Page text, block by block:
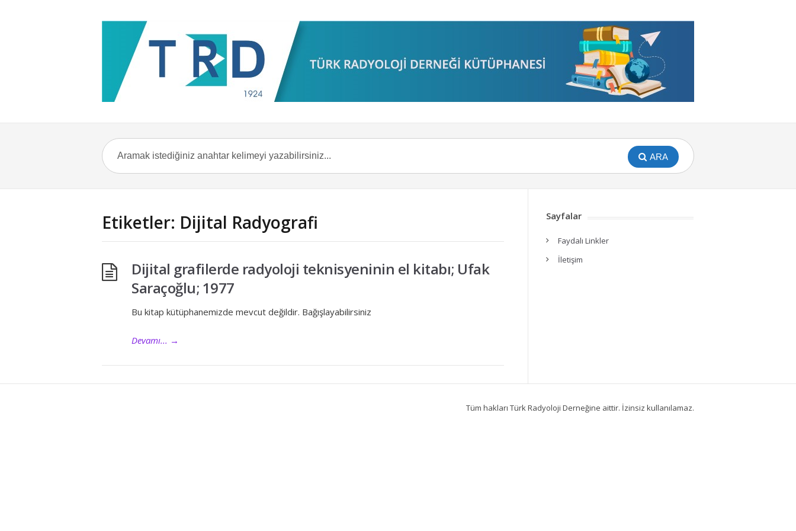
ARA
Etiketler: Dijital Radyografi
Dijital grafilerde radyoloji teknisyeninin el kitabı; Ufak
Saraçoğlu; 1977
Bu kitap kütüphanemizde mevcut değildir. Bağışlayabilirsiniz
Devamı... →
Sayfalar
Faydalı Linkler
İletişim
Tüm hakları Türk Radyoloji Derneğine aittir. İzinsiz kullanılamaz.